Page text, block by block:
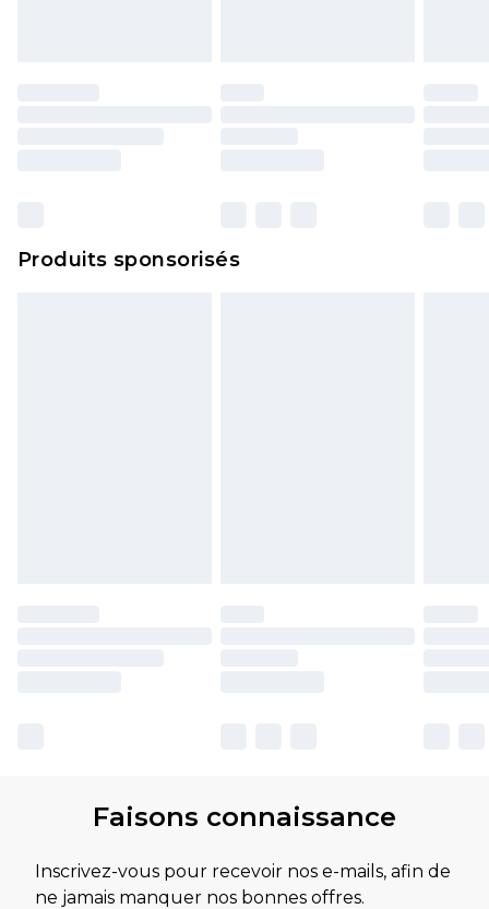
politique de retour.
Produits sponsorisés
Faisons connaissance
Inscrivez-vous pour recevoir nos e-mails, afin de
ne jamais manquer nos bonnes offres.